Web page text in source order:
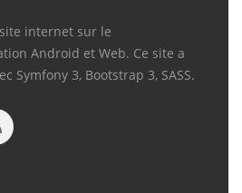
internet sur le
Android et Web. Ce site a
Symfony 3, Bootstrap 3, SASS.